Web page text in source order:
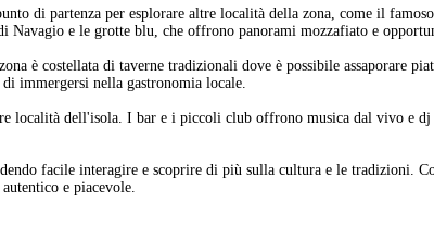
di partenza per esplorare altre località della zona, come il
Navagio e le grotte blu, che offrono panorami mozzafiato e
è costellata di taverne tradizionali dove è possibile assaporare
immergersi nella gastronomia locale.
località dell'isola. I bar e i piccoli club offrono musica dal vivo e dj
facile interagire e scoprire di più sulla cultura e le tradizioni.
e piacevole.